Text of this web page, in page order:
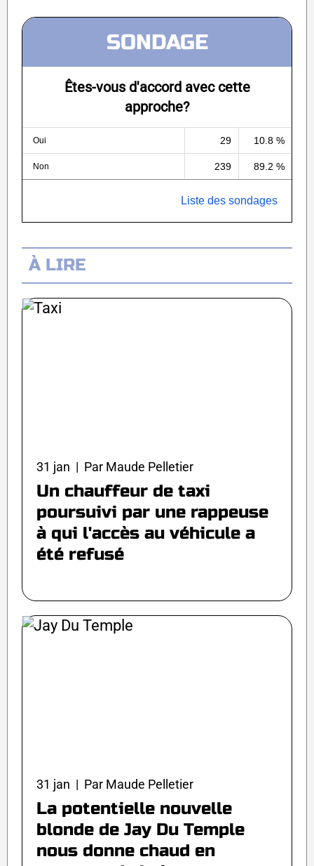
SONDAGE
Êtes-vous d'accord avec cette
approche?
Oui 29 10.8 %
Non 239 89.2 %
Liste des sondages
À LIRE
31 jan | Par Maude Pelletier
Un chauffeur de taxi
poursuivi par une rappeuse
à qui l'accès au véhicule a
été refusé
31 jan | Par Maude Pelletier
La potentielle nouvelle
blonde de Jay Du Temple
nous donne chaud en